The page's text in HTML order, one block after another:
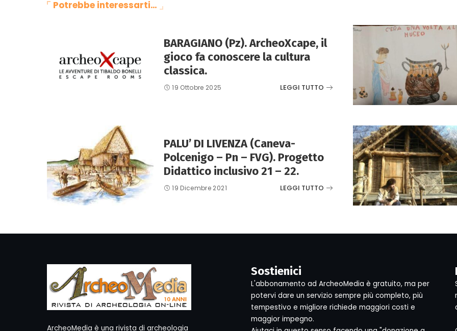
Potrebbe interessarti…
BARAGIANO (Pz). ArcheoXcape, il
gioco fa conoscere la cultura
classica.
19 Ottobre 2025 LEGGI TUTTO
PALU’ DI LIVENZA (Caneva-
Polcenigo – Pn – FVG). Progetto
Didattico inclusivo 21 – 22.
19 Dicembre 2021 LEGGI TUTTO
ArcheoMedia è una rivista di archeologia
Sostienici
L'abbonamento ad ArcheoMedia è gratuito, ma per
potervi dare un servizio sempre più completo, più
tempestivo e migliore richiede maggiori costi e
maggior impegno.